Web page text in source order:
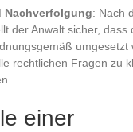
Nachverfolgung: Nach
der Anwalt sicher, dass
umgesetzt
rechtlichen Fragen zu
einer